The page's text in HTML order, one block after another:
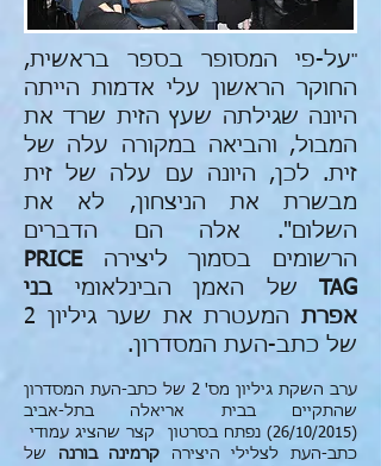
"על-פי המסופר בספר בראשית,
החוקר הראשון עלי אדמות הייתה
היונה שגילתה שעץ הזית שרד את
המבול, והביאה במקורה עלה של
זית. לכן, היונה עם עלה של זית
מבשרת את הניצחון, לא את
השלום". אלה הם הדברים
הרשומים בסמוך ליצירהPRICE
TAG של האמן הבינלאומי בני
אפרת
המעטרת את שער גיליון 2
של כתב-העת המסדרון.
ערב השקת גיליון מס' 2 של כתב-העת המסדרון
שהתקיים בבית אריאלה בתל-אביב
(26/10/2015) נפתח בסרטון קצר שהציג עמודי
כתב-העת לצלילי היצירה קרמינה בורנה של